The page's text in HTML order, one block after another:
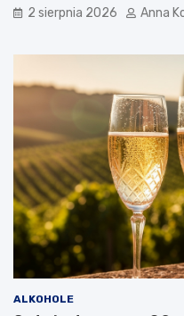
2 sierpnia 2026 Anna
ALKOHOLE